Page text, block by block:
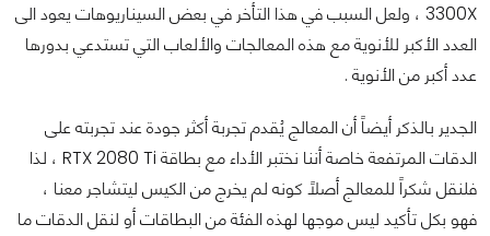
3300X ، ولعل السبب في هذا التأخر في بعض السيناريوهات يعود الى
العدد الأكبر للأنوية مع هذه المعالجات والألعاب التي تستدعي بدورها
عدد أكبر من الأنوية .
الجدير بالذكر أيضاً أن المعالج يُقدم تجربة أكثر جودة عند تجربته على
الدقات المرتفعة خاصة أننا نختبر الأداء مع بطاقة RTX 2080 Ti ، لذا
فلنقل شكراً للمعالج أصلاً كونه لم يخرج من الكيس ليتشاجر معنا ،
فهو بكل تأكيد ليس موجها لهذه الفئة من البطاقات أو لنقل الدقات ما